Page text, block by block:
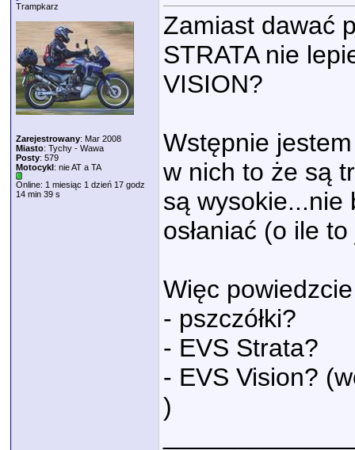
Trampkarz
Zarejestrowany: Mar 2008
Miasto: Tychy - Wawa
Posty: 579
Motocykl: nie AT a TA
Online: 1 miesiąc 1 dzień 17 godz
14 min 39 s
Zamiast dawać
STRATA nie
VISION?
Wstępnie
w nich to że są
są wysokie...nie
osłaniać (o ile
Więc
- pszczółki?
- EVS Strata?
- EVS Vision?
)